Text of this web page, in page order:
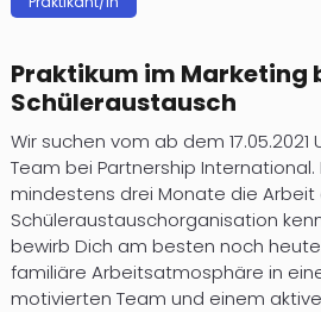
Prak­ti­kum im Mar­ke­ting
Schü­ler­aus­tausch
Wir suchen vom ab dem
Team bei Partnership International.
mindestens drei Monate die Arbeit
Schüleraustauschorganisation
bewirb Dich am besten noch
familiäre Arbeitsatmosphäre in
motivierten Team und einem